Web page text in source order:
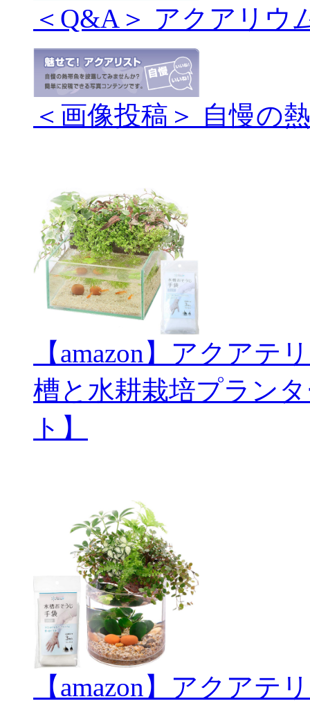
＜Q&A＞ アクアリウ
＜画像投稿＞ 自慢の
【amazon】アクアテ
槽と水耕栽培プラン
ト】
【amazon】アクアテ